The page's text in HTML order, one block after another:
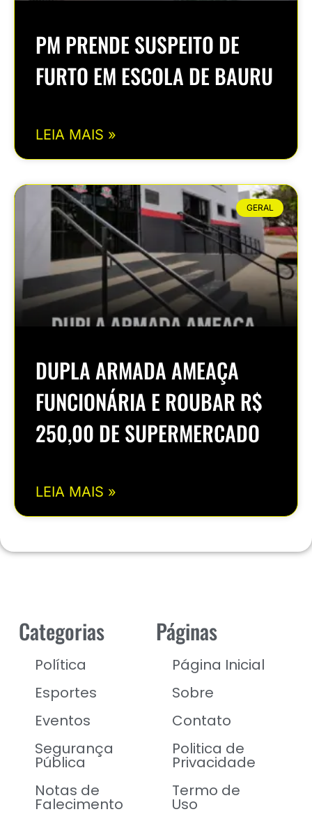
PM PRENDE SUSPEITO DE
FURTO EM ESCOLA DE BAURU
LEIA MAIS »
GERAL
DUPLA ARMADA AMEAÇA
FUNCIONÁRIA E ROUBAR R$
250,00 DE SUPERMERCADO
LEIA MAIS »
Categorias
Política
Esportes
Eventos
Segurança
Pública
Notas de
Falecimento
Páginas
Página Inicial
Sobre
Contato
Politica de
Privacidade
Termo de
Uso